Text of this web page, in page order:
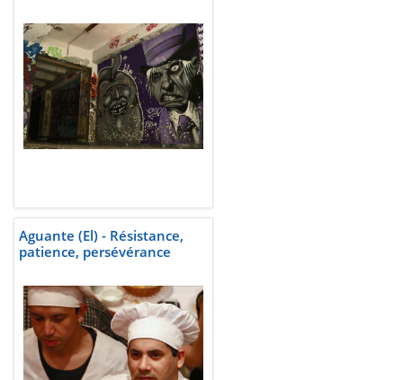
Aguante (El) - Résistance,
patience, persévérance